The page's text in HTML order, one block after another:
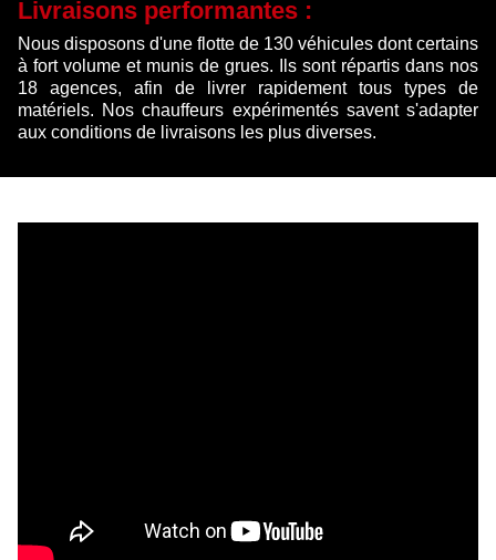
Livraisons performantes :
Nous disposons d'une flotte de 130 véhicules dont certains
à fort volume et munis de grues. Ils sont répartis dans nos
18 agences, afin de livrer rapidement tous types de
matériels. Nos chauffeurs expérimentés savent s'adapter
aux conditions de livraisons les plus diverses.